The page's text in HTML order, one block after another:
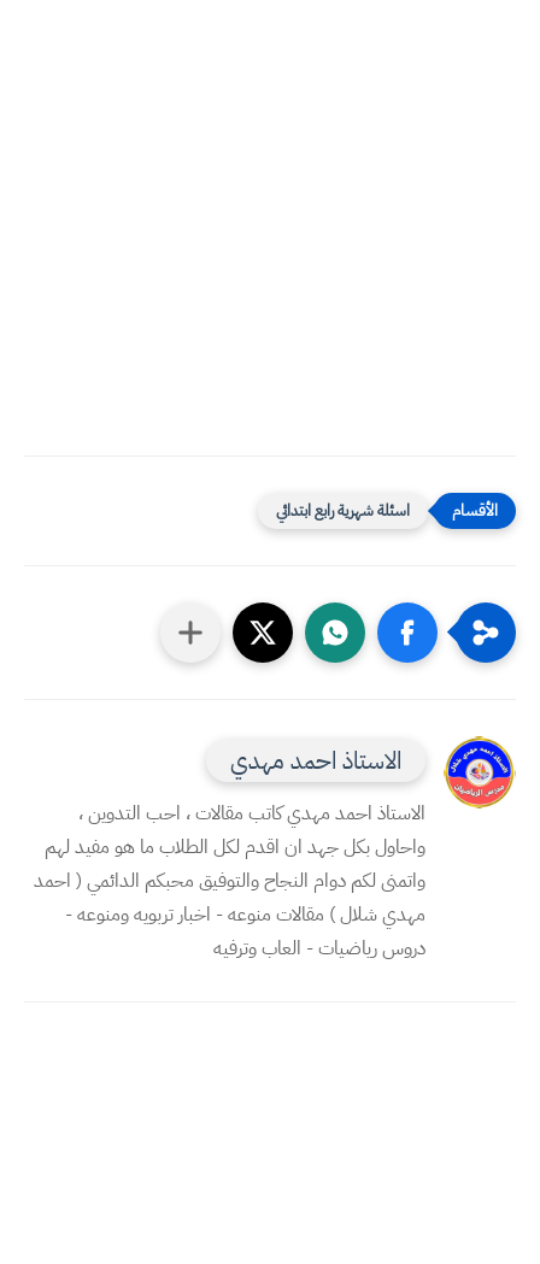
اسئلة شهرية رابع ابتدائي
الاستاذ احمد مهدي
الاستاذ احمد مهدي كاتب مقالات ، احب التدوين ،
واحاول بكل جهد ان اقدم لكل الطلاب ما هو مفيد لهم
واتمنى لكم دوام النجاح والتوفيق محبكم الدائمي ( احمد
مهدي شلال ) مقالات منوعه - اخبار تربويه ومنوعه -
دروس رياضيات - العاب وترفيه